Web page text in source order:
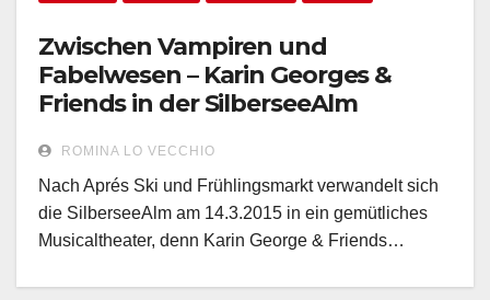
Zwischen Vampiren und
Fabelwesen – Karin Georges &
Friends in der SilberseeAlm
ROMINA LO VECCHIO
Nach Aprés Ski und Frühlingsmarkt verwandelt sich
die SilberseeAlm am 14.3.2015 in ein gemütliches
Musicaltheater, denn Karin George & Friends…